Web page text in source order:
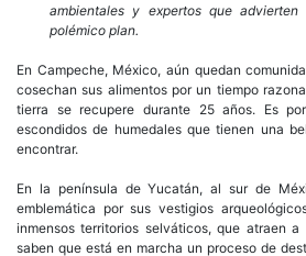
ambientales y expertos que
polémico plan.
En Campeche, México, aún quedan
cosechan sus alimentos por un tiempo
tierra se recupere durante 25 años. Es
escondidos de humedales que tienen una
encontrar.
En la península de Yucatán, al sur de
emblemática por sus vestigios
inmensos territorios selváticos, que atraen
saben que está en marcha un proceso de